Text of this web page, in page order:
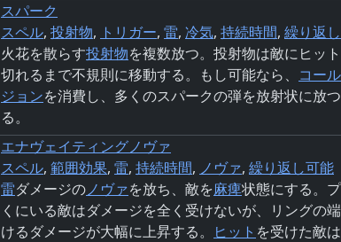
スパーク
スペル, 投射物, トリガー, 雷, 冷気, 持続時間, 繰り返
火花を散らす投射物を複数放つ。投射物は敵にヒッ
切れるまで不規則に移動する。もし可能なら、 コー
ジョンを消費し、多くのスパークの弾を放射状に放
る。
エナヴェイティングノヴァ
スペル, 範囲効果, 雷, 持続時間, ノヴァ, 繰り返し可能
雷ダメージのノヴァを放ち、敵を麻痺状態にする。
くにいる敵はダメージを全く受けないが、リングの
けるダメージが大幅に上昇する。
ヒット を受けた敵